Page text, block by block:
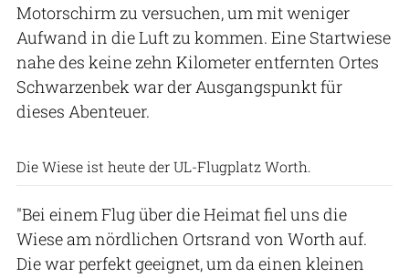
Motorschirm zu versuchen, um mit weniger
Aufwand in die Luft zu kommen. Eine Startwiese
nahe des keine zehn Kilometer entfernten Ortes
Schwarzenbek war der Ausgangspunkt für
dieses Abenteuer.
Die Wiese ist heute der UL-Flugplatz Worth.
"Bei einem Flug über die Heimat fiel uns die
Wiese am nördlichen Ortsrand von Worth auf.
Die war perfekt geeignet, um da einen kleinen